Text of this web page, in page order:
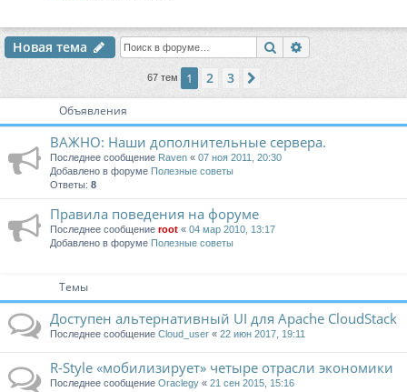
Новая тема Поиск
67 тем 1 2 3
Объявления
ВАЖНО: Наши дополнительные сервера.
Последнее сообщение Raven « 07 ноя 2011, 20:30
Добавлено в форуме Полезные советы
Ответы: 8
Правила поведения на форуме
Последнее сообщение root « 04 мар 2010, 13:17
Добавлено в форуме Полезные советы
Темы
Доступен альтернативный UI для Apache CloudStack
Последнее сообщение Cloud_user « 22 июн 2017, 19:11
R-Style «мобилизирует» четыре отрасли экономики
Последнее сообщение Oraclegy « 21 сен 2015, 15:16